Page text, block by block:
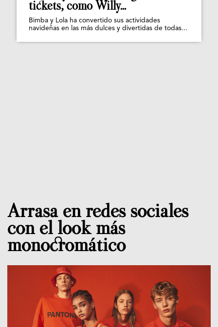
tickets, como Willy...
Bimba y Lola ha convertido sus actividades
navideñas en las más dulces y divertidas de todas...
Arrasa en redes sociales
con el look más
monocromático